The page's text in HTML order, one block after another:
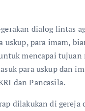
dialog lintas
uskup, para imam,
mencapai tujuan
para uskup dan
dan Pancasila.
dilakukan di gereja